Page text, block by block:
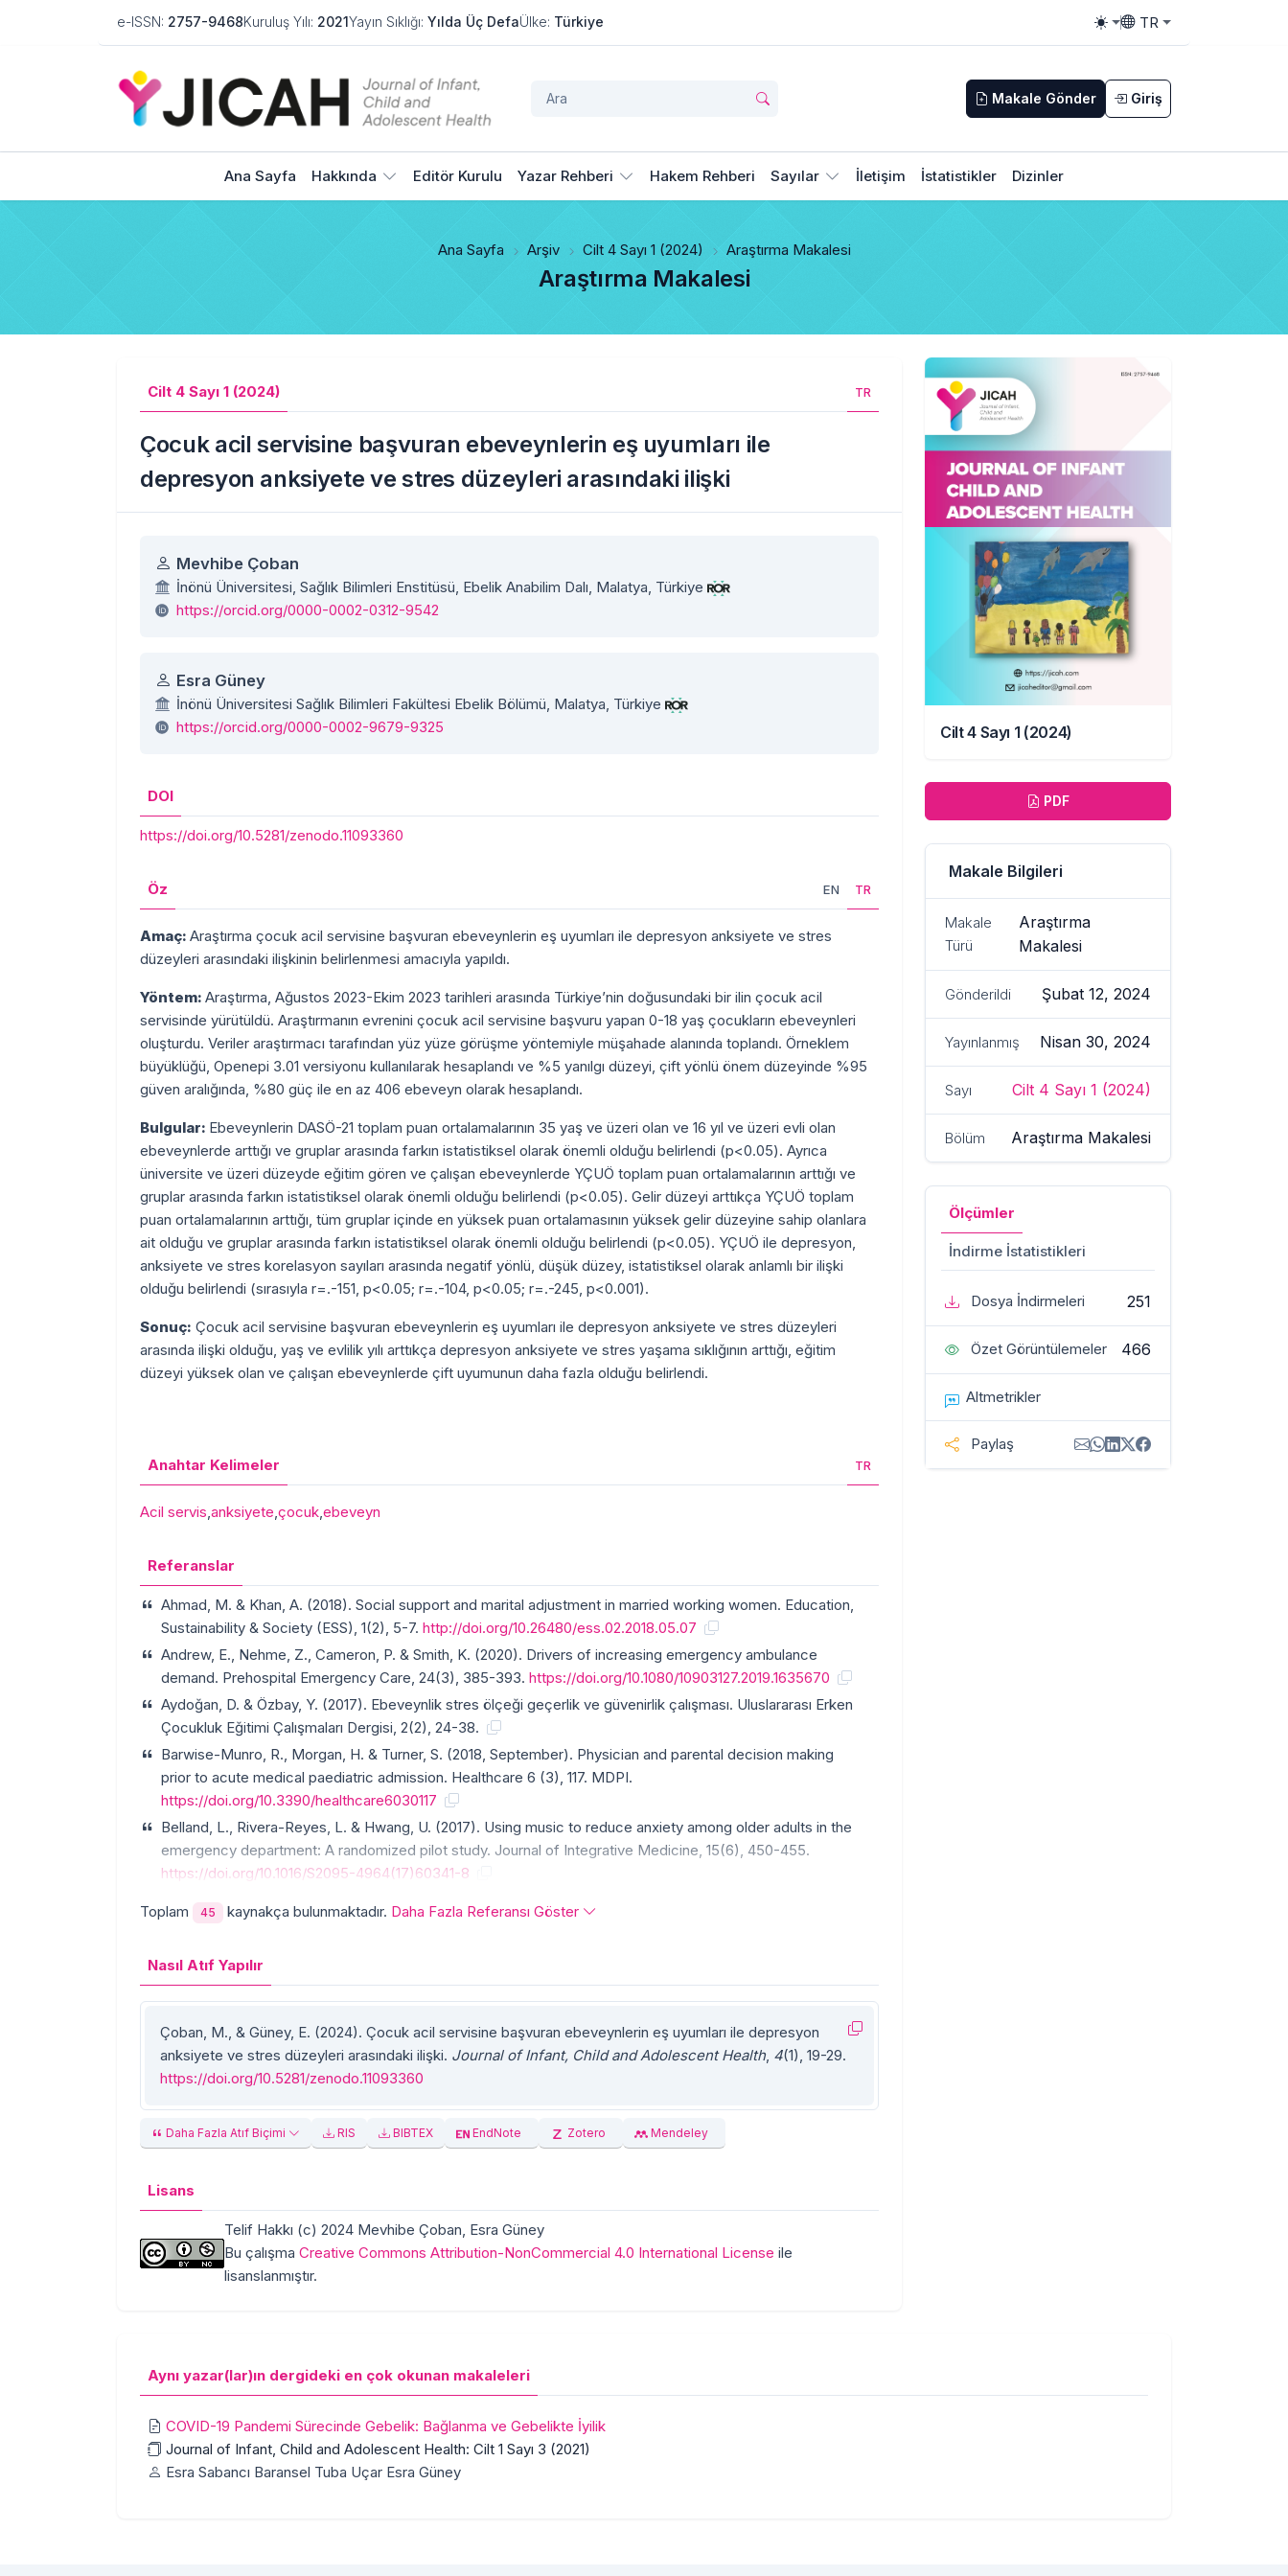
e-ISSN: 2757-9468Kuruluş Yılı: 2021Yayın Sıklığı: Yılda Üç DefaÜlke: Türkiye
Toggle theme
TR
Toggle language
Makale Gönder Giriş
Ana Sayfa Hakkında Editör Kurulu Yazar Rehberi Hakem Rehberi Sayılar İletişim İstatistikler Dizinler
Ana Sayfa Arşiv Cilt 4 Sayı 1 (2024) Araştırma Makalesi
Araştırma Makalesi
Cilt 4 Sayı 1 (2024) TR
Çocuk acil servisine başvuran ebeveynlerin eş uyumları ile
depresyon anksiyete ve stres düzeyleri arasındaki ilişki
Yazarlar
Mevhibe Çoban
İnönü Üniversitesi, Sağlık Bilimleri Enstitüsü, Ebelik Anabilim Dalı, Malatya, Türkiye
https://orcid.org/0000-0002-0312-9542
Esra Güney
İnönü Üniversitesi Sağlık Bilimleri Fakültesi Ebelik Bölümü, Malatya, Türkiye
https://orcid.org/0000-0002-9679-9325
DOI
https://doi.org/10.5281/zenodo.11093360
Öz EN TR
Amaç: Araştırma çocuk acil servisine başvuran ebeveynlerin eş uyumları ile depresyon anksiyete ve stres
düzeyleri arasındaki ilişkinin belirlenmesi amacıyla yapıldı.
Yöntem: Araştırma, Ağustos 2023-Ekim 2023 tarihleri arasında Türkiye’nin doğusundaki bir ilin çocuk acil
servisinde yürütüldü. Araştırmanın evrenini çocuk acil servisine başvuru yapan 0-18 yaş çocukların ebeveynleri
oluşturdu. Veriler araştırmacı tarafından yüz yüze görüşme yöntemiyle müşahade alanında toplandı. Örneklem
büyüklüğü, Openepi 3.01 versiyonu kullanılarak hesaplandı ve %5 yanılgı düzeyi, çift yönlü önem düzeyinde %95
güven aralığında, %80 güç ile en az 406 ebeveyn olarak hesaplandı.
Bulgular: Ebeveynlerin DASÖ-21 toplam puan ortalamalarının 35 yaş ve üzeri olan ve 16 yıl ve üzeri evli olan
ebeveynlerde arttığı ve gruplar arasında farkın istatistiksel olarak önemli olduğu belirlendi (p<0.05). Ayrıca
üniversite ve üzeri düzeyde eğitim gören ve çalışan ebeveynlerde YÇUÖ toplam puan ortalamalarının arttığı ve
gruplar arasında farkın istatistiksel olarak önemli olduğu belirlendi (p<0.05). Gelir düzeyi arttıkça YÇUÖ toplam
puan ortalamalarının arttığı, tüm gruplar içinde en yüksek puan ortalamasının yüksek gelir düzeyine sahip olanlara
ait olduğu ve gruplar arasında farkın istatistiksel olarak önemli olduğu belirlendi (p<0.05). YÇUÖ ile depresyon,
anksiyete ve stres korelasyon sayıları arasında negatif yönlü, düşük düzey, istatistiksel olarak anlamlı bir ilişki
olduğu belirlendi (sırasıyla r=.-151, p<0.05; r=.-104, p<0.05; r=.-245, p<0.001).
Sonuç: Çocuk acil servisine başvuran ebeveynlerin eş uyumları ile depresyon anksiyete ve stres düzeyleri
arasında ilişki olduğu, yaş ve evlilik yılı arttıkça depresyon anksiyete ve stres yaşama sıklığının arttığı, eğitim
düzeyi yüksek olan ve çalışan ebeveynlerde çift uyumunun daha fazla olduğu belirlendi.
Anahtar Kelimeler TR
Acil servis,anksiyete,çocuk,ebeveyn
Referanslar
Ahmad, M. & Khan, A. (2018). Social support and marital adjustment in married working women. Education,
Sustainability & Society (ESS), 1(2), 5-7.http://doi.org/10.26480/ess.02.2018.05.07
Andrew, E., Nehme, Z., Cameron, P. & Smith, K. (2020). Drivers of increasing emergency ambulance
demand. Prehospital Emergency Care, 24(3), 385-393.https://doi.org/10.1080/10903127.2019.1635670
Aydoğan, D. & Özbay, Y. (2017). Ebeveynlik stres ölçeği geçerlik ve güvenirlik çalışması. Uluslararası Erken
Çocukluk Eğitimi Çalışmaları Dergisi, 2(2), 24-38.
Barwise-Munro, R., Morgan, H. & Turner, S. (2018, September). Physician and parental decision making
prior to acute medical paediatric admission. Healthcare 6 (3), 117. MDPI.
https://doi.org/10.3390/healthcare6030117
Belland, L., Rivera-Reyes, L. & Hwang, U. (2017). Using music to reduce anxiety among older adults in the
emergency department: A randomized pilot study. Journal of Integrative Medicine, 15(6), 450-455.
https://doi.org/10.1016/S2095-4964(17)60341-8
Toplam 45 kaynakça bulunmaktadır. Daha Fazla Referansı Göster
Nasıl Atıf Yapılır
Çoban, M., & Güney, E. (2024). Çocuk acil servisine başvuran ebeveynlerin eş uyumları ile depresyon
anksiyete ve stres düzeyleri arasındaki ilişki. Journal of Infant, Child and Adolescent Health, 4(1), 19-29.
https://doi.org/10.5281/zenodo.11093360
Daha Fazla Atıf Biçimi RIS BIBTEX EndNote Zotero Mendeley
Lisans
Telif Hakkı (c) 2024 Mevhibe Çoban, Esra Güney
Bu çalışma Creative Commons Attribution-NonCommercial 4.0 International License ile
lisanslanmıştır.
Cilt 4 Sayı 1 (2024)
PDF
Makale Bilgileri
Makale
Türü
Araştırma
Makalesi
Gönderildi Şubat 12, 2024
Yayınlanmış Nisan 30, 2024
Sayı Cilt 4 Sayı 1 (2024)
Bölüm Araştırma Makalesi
Ölçümler
İndirme İstatistikleri
Dosya İndirmeleri 251
Özet Görüntülemeler 466
Altmetrikler
Paylaş
Aynı yazar(lar)ın dergideki en çok okunan makaleleri
COVID-19 Pandemi Sürecinde Gebelik: Bağlanma ve Gebelikte İyilik
Journal of Infant, Child and Adolescent Health: Cilt 1 Sayı 3 (2021)
Esra Sabancı Baransel Tuba Uçar Esra Güney